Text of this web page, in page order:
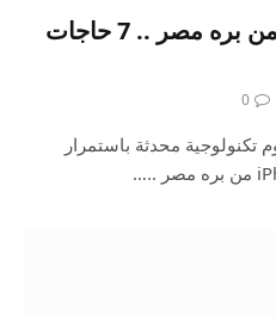
لو هتشترى iPhone 15 من بره مصر .. 7 حاجات
0
محدثة باستمرار